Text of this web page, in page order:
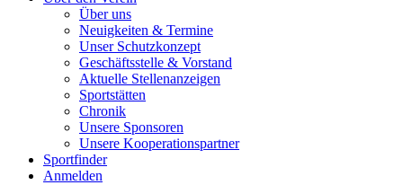
Über uns
Neuigkeiten & Termine
Unser Schutzkonzept
Geschäftsstelle & Vorstand
Aktuelle Stellenanzeigen
Sportstätten
Chronik
Unsere Sponsoren
Unsere Kooperationspartner
Sportfinder
Anmelden